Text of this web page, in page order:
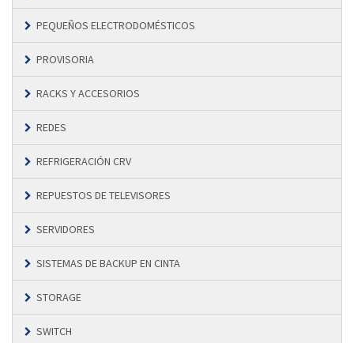
PEQUEÑOS ELECTRODOMÉSTICOS
PROVISORIA
RACKS Y ACCESORIOS
REDES
REFRIGERACIÓN CRV
REPUESTOS DE TELEVISORES
SERVIDORES
SISTEMAS DE BACKUP EN CINTA
STORAGE
SWITCH